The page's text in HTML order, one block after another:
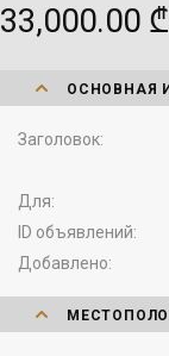
33,000.00 ₾
ОСНОВНАЯ
Заголовок
Для
ID объявлений
Добавлено